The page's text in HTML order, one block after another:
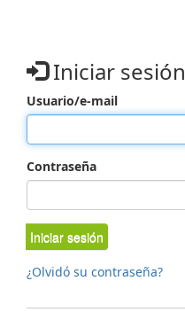
Iniciar sesión
Usuario/e-mail
Contraseña
Iniciar sesión
¿Olvidó su contraseña?